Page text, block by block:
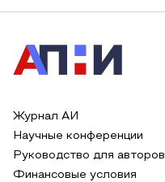
Журнал АИ
Научные конференции
Руководство для авторов
Финансовые условия